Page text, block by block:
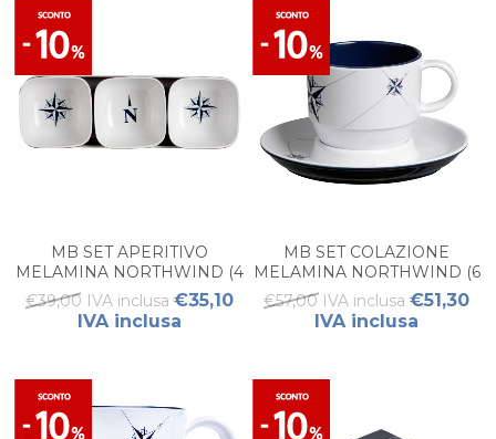
MB SET APERITIVO
MELAMINA NORTHWIND (4
PZ)
€39,00 IVA inclusa €35,10
IVA inclusa
MB SET COLAZIONE
MELAMINA NORTHWIND (6
PZ)
€57,00 IVA inclusa €51,30
IVA inclusa